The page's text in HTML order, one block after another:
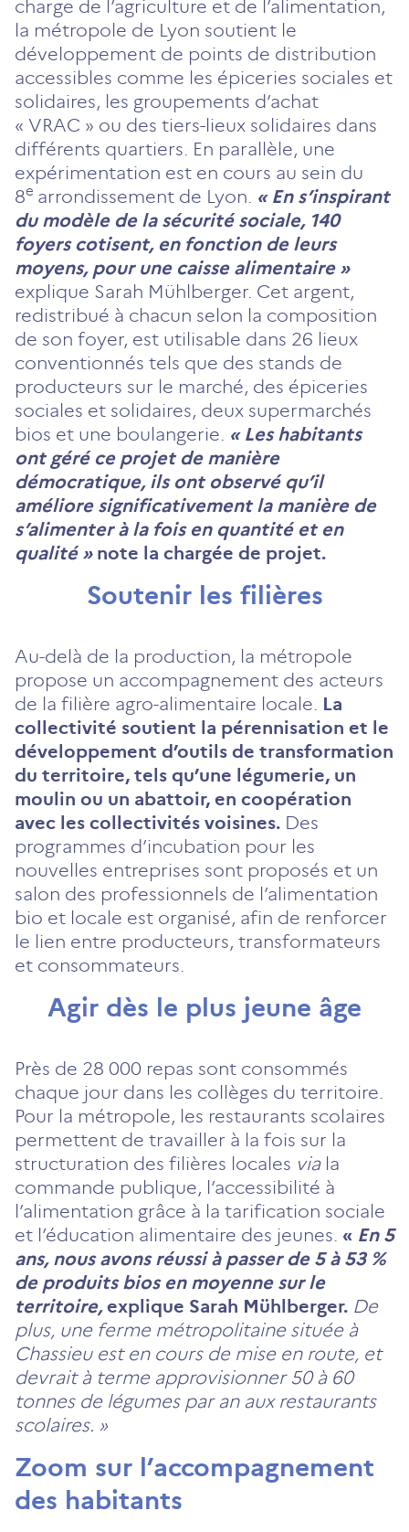
charge de l’agriculture et de l’alimentation,
la métropole de Lyon soutient le
développement de points de distribution
accessibles comme les épiceries sociales et
solidaires, les groupements d’achat
« VRAC » ou des tiers-lieux solidaires dans
différents quartiers. En parallèle, une
expérimentation est en cours au sein du
8e arrondissement de Lyon. « En s’inspirant
du modèle de la sécurité sociale, 140
foyers cotisent, en fonction de leurs
moyens, pour une caisse alimentaire »
explique Sarah Mühlberger. Cet argent,
redistribué à chacun selon la composition
de son foyer, est utilisable dans 26 lieux
conventionnés tels que des stands de
producteurs sur le marché, des épiceries
sociales et solidaires, deux supermarchés
bios et une boulangerie. « Les habitants
ont géré ce projet de manière
démocratique, ils ont observé qu’il
améliore significativement la manière de
s’alimenter à la fois en quantité et en
qualité » note la chargée de projet.
Soutenir les filières
Au-delà de la production, la métropole
propose un accompagnement des acteurs
de la filière agro-alimentaire locale. La
collectivité soutient la pérennisation et le
développement d’outils de transformation
du territoire, tels qu’une légumerie, un
moulin ou un abattoir, en coopération
avec les collectivités voisines. Des
programmes d’incubation pour les
nouvelles entreprises sont proposés et un
salon des professionnels de l’alimentation
bio et locale est organisé, afin de renforcer
le lien entre producteurs, transformateurs
et consommateurs.
Agir dès le plus jeune âge
Près de 28 000 repas sont consommés
chaque jour dans les collèges du territoire.
Pour la métropole, les restaurants scolaires
permettent de travailler à la fois sur la
structuration des filières locales viala
commande publique, l’accessibilité à
l’alimentation grâce à la tarification sociale
et l’éducation alimentaire des jeunes. « En 5
ans, nous avons réussi à passer de 5 à 53 %
de produits bios en moyenne sur le
territoire,explique Sarah Mühlberger. De
plus, une ferme métropolitaine située à
Chassieu est en cours de mise en route, et
devrait à terme approvisionner 50 à 60
tonnes de légumes par an aux restaurants
scolaires. »
Zoom sur l’accompagnement
des habitants